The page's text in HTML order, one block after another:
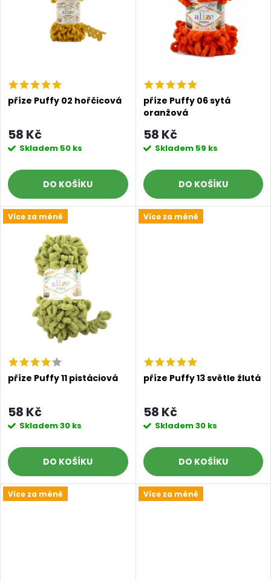
p
r
o
d
u
k
p
r
o
d
u
příze Puffy 02 hořčicová
58 Kč
Skladem 50 ks
DO KOŠÍKU
příze Puffy 06 sytá
oranžová
58 Kč
Skladem 59 ks
DO KOŠÍKU
Více za méně
příze Puffy 11 pistáciová
58 Kč
Skladem30 ks
DO KOŠÍKU
Více za méně
příze Puffy 13 světle žlutá
58 Kč
Skladem30 ks
DO KOŠÍKU
Více za méně Více za méně